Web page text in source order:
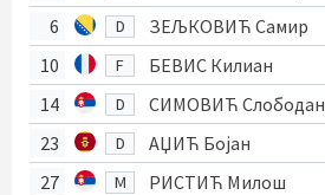
6
D
ЗЕЉКОВИЋ Самир
10
F
БЕВИС Килиан
14
D СИМОВИЋ Слободан
23 D АЏИЋ Бојан
27 M
РИСТИЋ Милош